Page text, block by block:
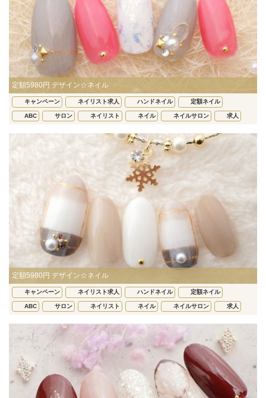
定額5980円 デザイン☆ネイル
キャンペーン ネイリスト求人 ハンドネイル 定額ネイル
ABC サロン ネイリスト ネイル ネイルサロン 求人
定額5980円 デザイン☆ネイル
キャンペーン ネイリスト求人 ハンドネイル 定額ネイル
ABC サロン ネイリスト ネイル ネイルサロン 求人